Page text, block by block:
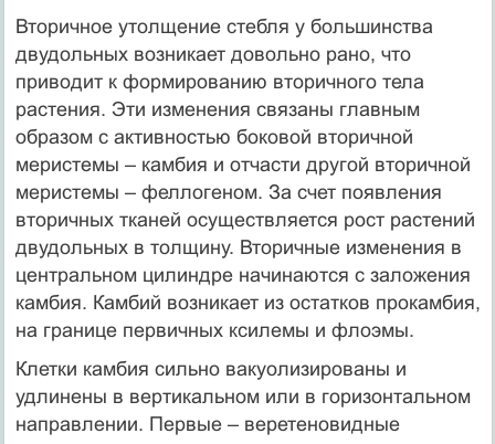
Вторичное утолщение стебля у большинства
двудольных возникает довольно рано, что
приводит к формированию вторичного тела
растения. Эти изменения связаны главным
образом с активностью боковой вторичной
меристемы – камбия и отчасти другой вторичной
меристемы – феллогеном. За счет появления
вторичных тканей осуществляется рост растений
двудольных в толщину. Вторичные изменения в
центральном цилиндре начинаются с заложения
камбия. Камбий возникает из остатков прокамбия,
на границе первичных ксилемы и флоэмы.
Клетки камбия сильно вакуолизированы и
удлинены в вертикальном или в горизонтальном
направлении. Первые – веретеновидные